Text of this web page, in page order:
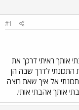
#1
אותך ראיתי דרכך את
התכונתי לדרך שבה הן
אל איך שאת רוצה
אותך אהבתי אותי.